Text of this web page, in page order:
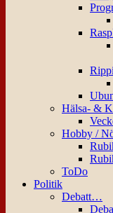
Hälsa- &
Hobby /
ToDo
Politik
Debatt…